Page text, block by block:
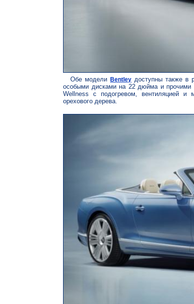
Обе моделиBentley доступны также в
особыми дисками на 22 дюйма и
Wellness с подогревом, вентиляцией и
орехового дерева.